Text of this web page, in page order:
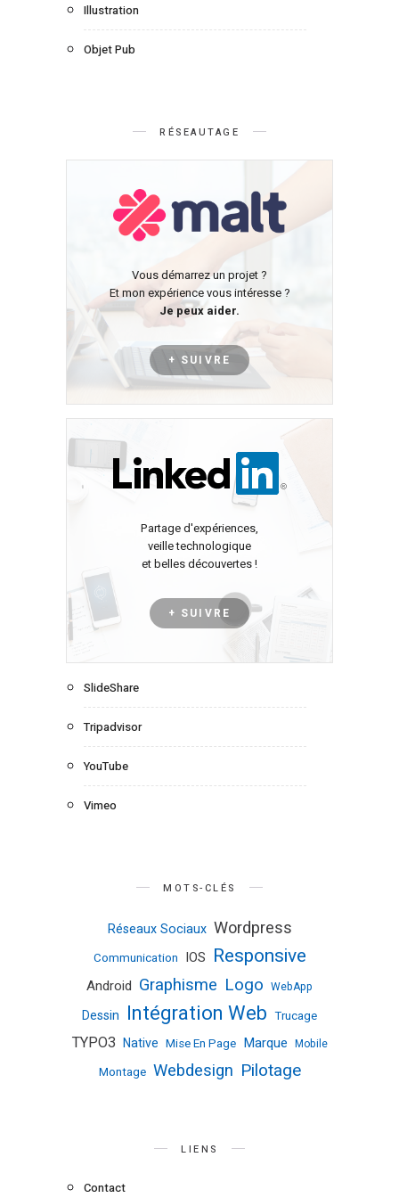
Illustration
Objet Pub
RÉSEAUTAGE
Vous démarrez un projet ?
Et mon expérience vous intéresse ?
Je peux aider.
+ SUIVRE
Partage d'expériences,
veille technologique
et belles découvertes !
+ SUIVRE
SlideShare
Tripadvisor
YouTube
Vimeo
MOTS-CLÉS
Réseaux Sociaux Wordpress
Communication IOS Responsive
Android Graphisme Logo WebApp
Dessin Intégration Web Trucage
TYPO3 Native Mise En Page Marque Mobile
Montage Webdesign Pilotage
LIENS
Contact